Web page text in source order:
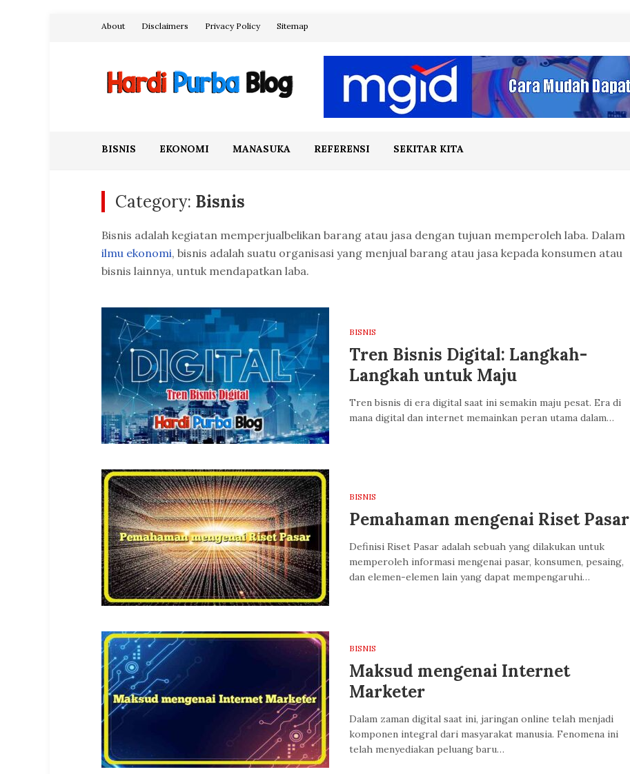
About Disclaimers Privacy Policy Sitemap
BISNIS EKONOMI MANASUKA REFERENSI SEKITAR KITA
Category: Bisnis
Bisnis adalah kegiatan memperjualbelikan barang atau jasa dengan tujuan memperoleh laba. Dalam
ilmu ekonomi, bisnis adalah suatu organisasi yang menjual barang atau jasa kepada konsumen atau
bisnis lainnya, untuk mendapatkan laba.
BISNIS
Tren Bisnis Digital: Langkah-
Langkah untuk Maju
Tren bisnis di era digital saat ini semakin maju pesat. Era di
mana digital dan internet memainkan peran utama dalam…
BISNIS
Pemahaman mengenai Riset Pasar
Definisi Riset Pasar adalah sebuah yang dilakukan untuk
memperoleh informasi mengenai pasar, konsumen, pesaing,
dan elemen-elemen lain yang dapat mempengaruhi…
BISNIS
Maksud mengenai Internet
Marketer
Dalam zaman digital saat ini, jaringan online telah menjadi
komponen integral dari masyarakat manusia. Fenomena ini
telah menyediakan peluang baru…